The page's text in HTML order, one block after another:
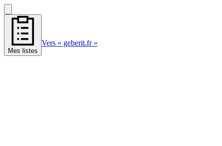
Mes listes
Vers « geberit.fr »